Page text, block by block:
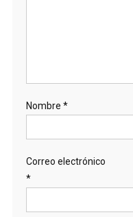
Nombre *
Correo electrónico
*